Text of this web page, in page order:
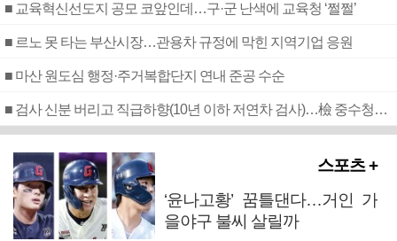
■ 교육혁신선도지 공모 코앞인데…구·군 난색에 교육청 ‘쩔쩔’
■ 르노 못 타는 부산시장…관용차 규정에 막힌 지역기업 응원
■ 마산 원도심 행정·주거복합단지 연내 준공 수순
■ 검사 신분 버리고 직급하향(10년 이하 저연차 검사)…檢 중수청행 기피
스포츠 +
‘윤나고황’ 꿈틀댄다…거인 가
을야구 불씨 살릴까